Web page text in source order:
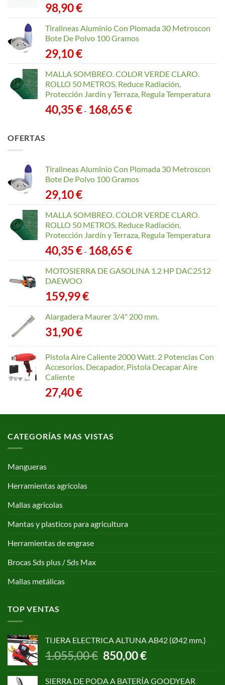
98,90€
Tiralineas Aluminio Con Plomada 30 Metroscon
Bote De Polvo 100 Gramos
29,10€
MALLA SOMBREO. COLOR VERDE CLARO.
ROLLO 50 METROS. Reduce Radiación,
Protección Jardín y Terraza, Regula Temperatura
40,35€- 168,65€Rango
168,65 €
OFERTAS
Tiralineas Aluminio Con Plomada 30 Metroscon
Bote De Polvo 100 Gramos
29,10€
MALLA SOMBREO. COLOR VERDE CLARO.
ROLLO 50 METROS. Reduce Radiación,
Protección Jardín y Terraza, Regula Temperatura
40,35€- 168,65€Rango
precios:
MOTOSIERRA DE GASOLINA 1.2 HP DAC2512
DAEWOO
159,99€
Alargadera Maurer 3/4" 200 mm.
31,90€
Pistola Aire Caliente 2000 Watt. 2 Potencias Con
Accesorios. Decapador, Pistola Decapar Aire
Caliente
27,40€
CATEGORÍAS MAS VISTAS
Mangueras
Herramientas agricolas
Mallas agricolas
Mantas y plasticos para agricultura
Herramientas de engrase
Brocas Sds plus / Sds Max
Mallas metálicas
TOP VENTAS
TIJERA ELECTRICA ALTUNA AB42 (Ø42 mm.)
1.055,00€ El
precio
850,00€El
precio
SIERRA DE PODA A BATERÍA GOODYEAR